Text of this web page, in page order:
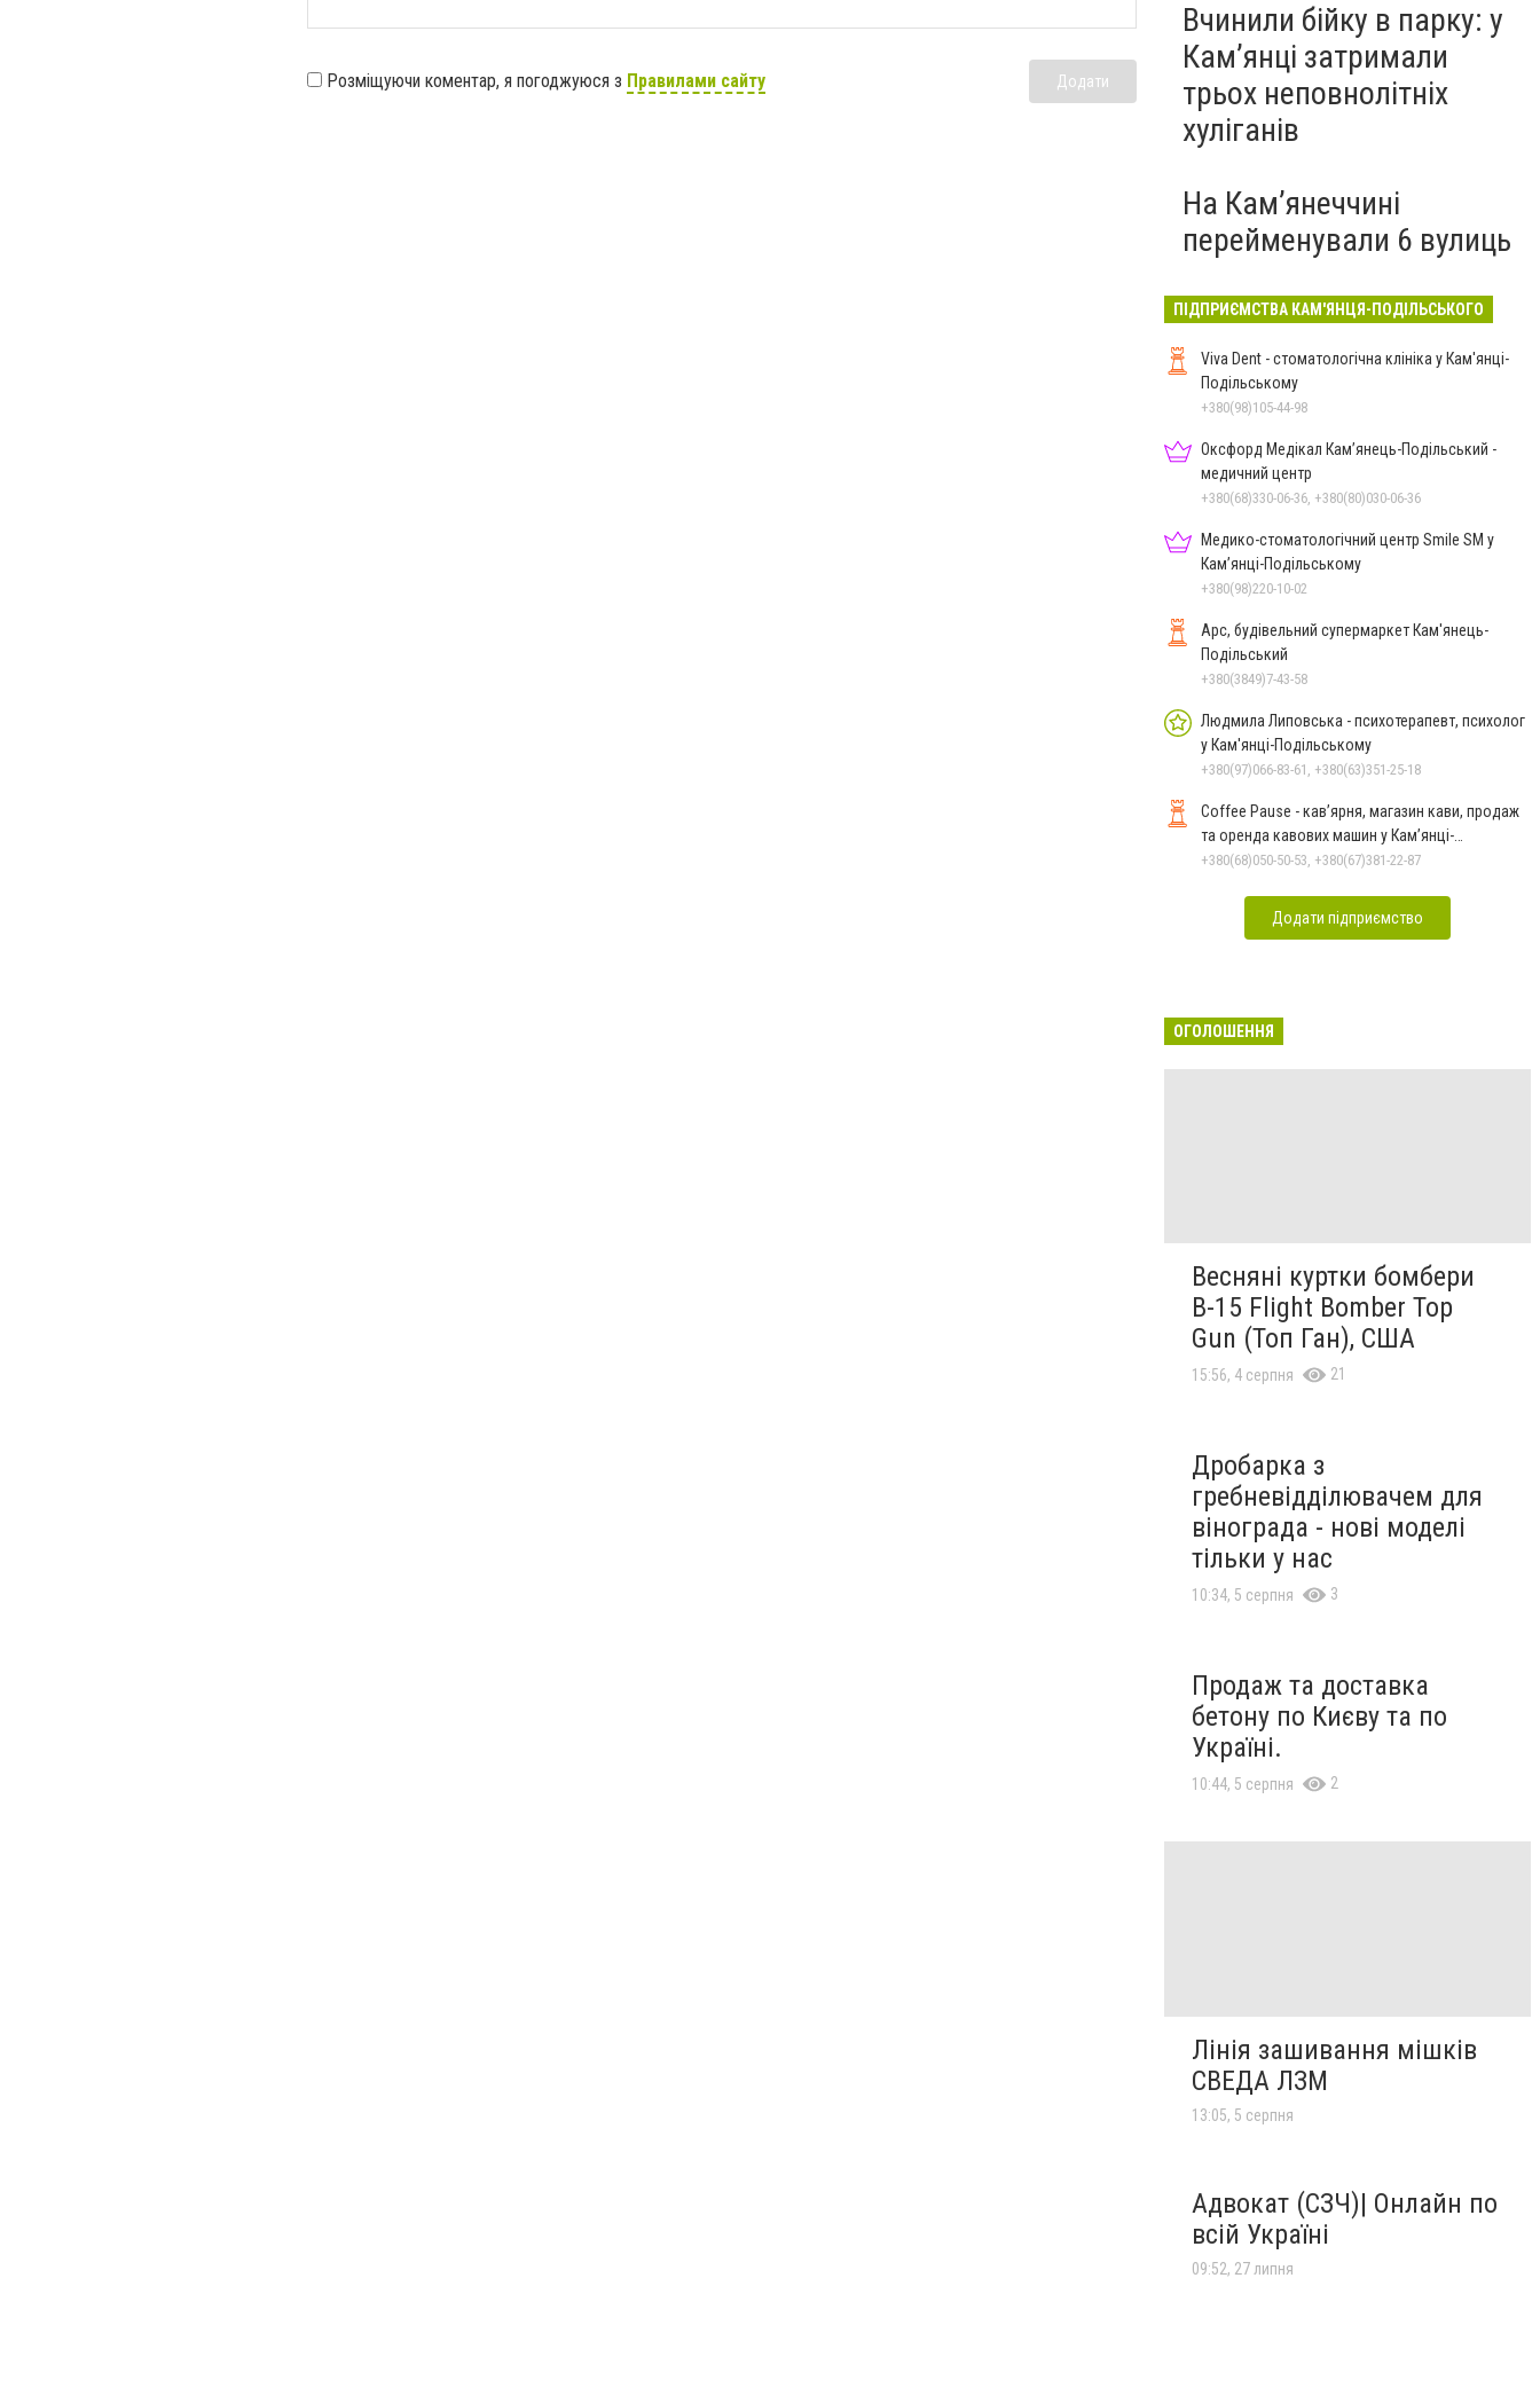
Розміщуючи коментар, я погоджуюся з Правилами сайту Додати
Вчинили бійку в парку: у
Кам’янці затримали
трьох неповнолітніх
хуліганів
На Камʼянеччині
перейменували 6 вулиць
ПІДПРИЄМСТВА КАМ'ЯНЦЯ-ПОДІЛЬСЬКОГО
Viva Dent - стоматологічна клініка у Кам'янці-
Подільському
+380(98)105-44-98
Оксфорд Медікал Кам’янець-Подільський -
медичний центр
+380(68)330-06-36, +380(80)030-06-36
Медико-стоматологічний центр Smile SM у
Кам’янці-Подільському
+380(98)220-10-02
Арс, будівельний супермаркет Кам'янець-
Подільський
+380(3849)7-43-58
Людмила Липовська - психотерапевт, психолог
у Кам'янці-Подільському
+380(97)066-83-61, +380(63)351-25-18
Coffee Pause - кав’ярня, магазин кави, продаж
та оренда кавових машин у Кам’янці-
Подільському
+380(68)050-50-53, +380(67)381-22-87
Додати підприємство
ОГОЛОШЕННЯ
Весняні куртки бомбери
B-15 Flight Bomber Top
Gun (Топ Ган), США
15:56, 4 серпня 21
Дробарка з
гребневідділювачем для
вінограда - нові моделі
тільки у нас
10:34, 5 серпня 3
Продаж та доставка
бетону по Києву та по
Україні.
10:44, 5 серпня 2
Лінія зашивання мішків
СВЕДА ЛЗМ
13:05, 5 серпня
Адвокат (СЗЧ)| Онлайн по
всій Україні
09:52, 27 липня